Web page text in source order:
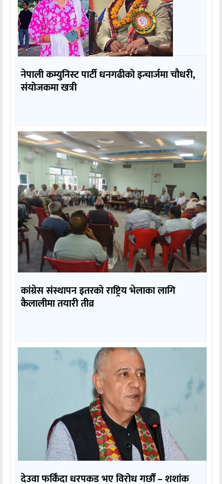
नेपाली कम्युनिस्ट पार्टी धनगढीको इन्चार्जमा चौधरी,
संयोजकमा खत्री
कांग्रेस संस्थापन इतरको राष्ट्रिय भेलाका लागि
कैलालीमा तयारी तीव्र
देउवा फर्किँदा धरपकड भए विरोध गर्छौँं – शशांक